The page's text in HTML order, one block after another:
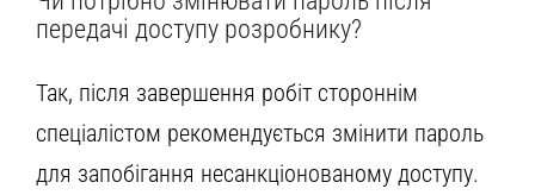
передачі доступу розробнику?
Так, після завершення робіт стороннім
спеціалістом рекомендується змінити пароль
для запобігання несанкціонованому доступу.